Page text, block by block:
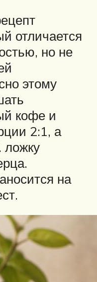
отличается
но не
этому
кофе и
2:1, а
ложку
на